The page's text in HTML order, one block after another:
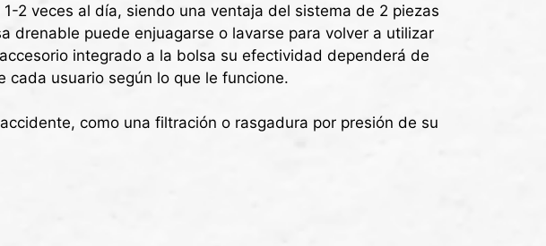
2 veces al día, siendo una ventaja del sistema de 2 piezas
puede enjuagarse o lavarse para volver a utilizar
integrado a la bolsa su efectividad dependerá de
usuario según lo que le funcione.
como una filtración o rasgadura por presión de su